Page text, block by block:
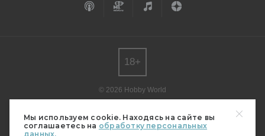
Мы используем cookie. Находясь на сайте вы
соглашаетесь на обработку персональных
данных.
© 2026 Hobby World
редакции.
Мнение авторов может не совпадать с мнением редакции.
18+